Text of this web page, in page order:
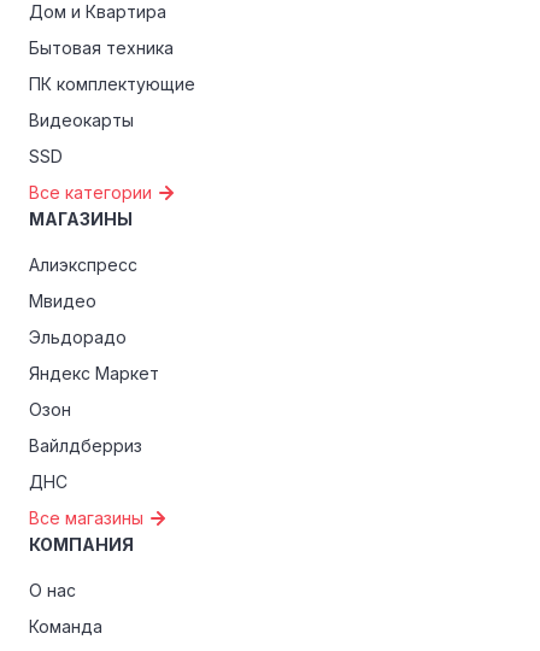
Дом и Квартира
Бытовая техника
ПК комплектующие
Видеокарты
SSD
Все категории
МАГАЗИНЫ
Алиэкспресс
Мвидео
Эльдорадо
Яндекс Маркет
Озон
Вайлдберриз
ДНС
Все магазины
КОМПАНИЯ
О нас
Команда